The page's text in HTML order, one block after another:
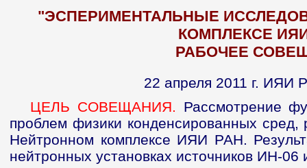
"ЭСПЕРИМЕНТАЛЬНЫЕ
КОМПЛЕКСЕ
РАБОЧЕЕ
22 апреля 2011 г. ИЯИ
ЦЕЛЬ СОВЕЩАНИЯ. Рассмотрение
проблем физики конденсированных
Нейтронном комплексе ИЯИ РАН.
нейтронных установках источников ИН-